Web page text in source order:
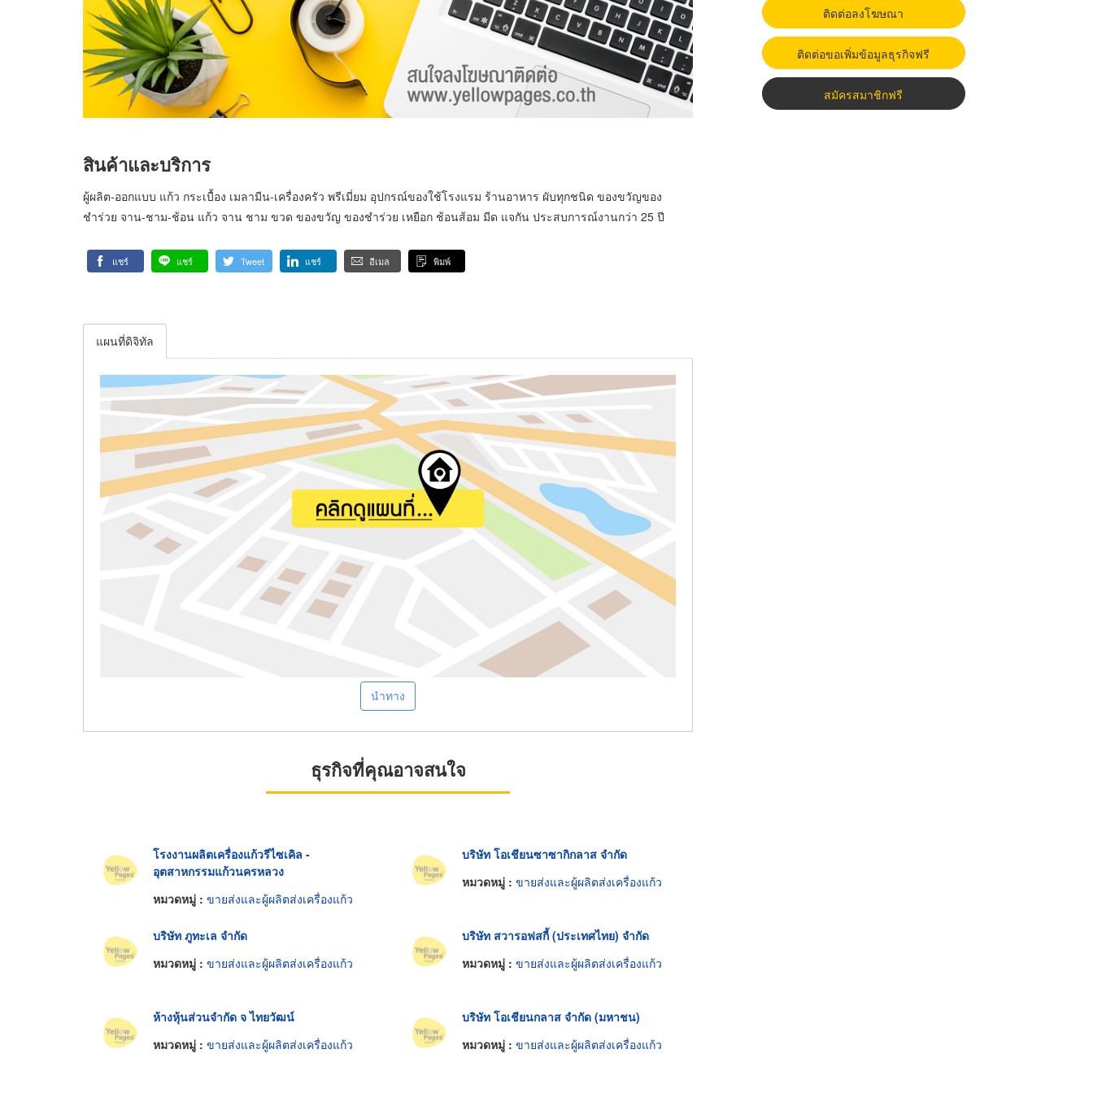
สินค้าและบริการ
ผู้ผลิต-ออกแบบ แก้ว กระเบื้อง เมลามีน-เครื่องครัว พรีเมี่ยม อุปกรณ์ของใช้โรงแรม ร้านอาหาร ผับทุกชนิด ของขวัญของ
ชำร่วย จาน-ชาม-ช้อน แก้ว จาน ชาม ขวด ของขวัญ ของชำร่วย เหยือก ช้อนส้อม มีด แจกัน ประสบการณ์งานกว่า 25 ปี
แชร์ แชร์ Tweet แชร์ อีเมล พิมพ์
แผนที่ดิจิทัล
นำทาง
ธุรกิจที่คุณอาจสนใจ
โรงงานผลิตเครื่องแก้วรีไซเคิล -
อุตสาหกรรมแก้วนครหลวง
หมวดหมู่ : ขายส่งและผู้ผลิตส่งเครื่องแก้ว
บริษัท โอเชียนซาซากิกลาส จำกัด
หมวดหมู่ : ขายส่งและผู้ผลิตส่งเครื่องแก้ว
บริษัท ภูทะเล จำกัด
หมวดหมู่ : ขายส่งและผู้ผลิตส่งเครื่องแก้ว
บริษัท สวารอฟสกี้ (ประเทศไทย) จำกัด
หมวดหมู่ : ขายส่งและผู้ผลิตส่งเครื่องแก้ว
ห้างหุ้นส่วนจำกัด จ ไทยวัฒน์
หมวดหมู่ : ขายส่งและผู้ผลิตส่งเครื่องแก้ว
บริษัท โอเชียนกลาส จำกัด (มหาชน)
หมวดหมู่ : ขายส่งและผู้ผลิตส่งเครื่องแก้ว
ติดต่อลงโฆษณา
ติดต่อขอเพิ่มข้อมูลธุรกิจฟรี
สมัครสมาชิกฟรี